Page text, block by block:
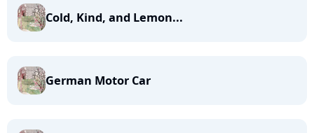
Cold, Kind, and Lemon...
German Motor Car